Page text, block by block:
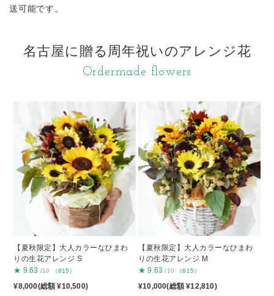
送可能です。
名古屋に贈る周年祝いのアレンジ花
Ordermade flowers
【夏秋限定】大人カラーなひまわ
りの生花アレンジ S
★ 9.63 /10 （615）
¥8,000(総額 ¥10,500)
【夏秋限定】大人カラーなひまわ
りの生花アレンジ M
★ 9.63 /10 （615）
¥10,000(総額 ¥12,810)